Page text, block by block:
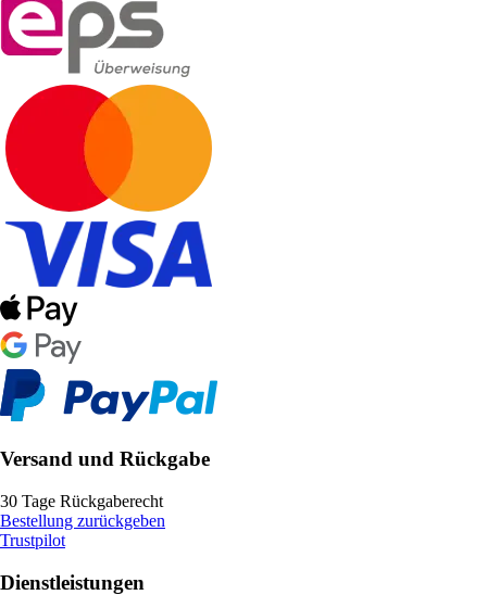
Versand und Rückgabe
30 Tage Rückgaberecht
Bestellung zurückgeben
Trustpilot
Dienstleistungen